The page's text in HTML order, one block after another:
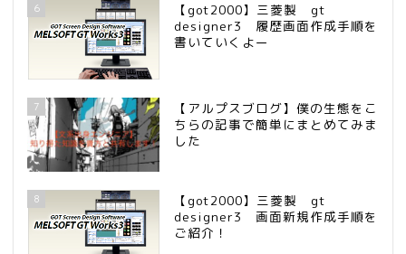
6
【got2000】三菱製 gt
designer3 履歴画面作成手順を
書いていくよー
7
【アルプスブログ】僕の生態をこ
ちらの記事で簡単にまとめてみま
した
8
【got2000】三菱製 gt
designer3 画面新規作成手順を
ご紹介！